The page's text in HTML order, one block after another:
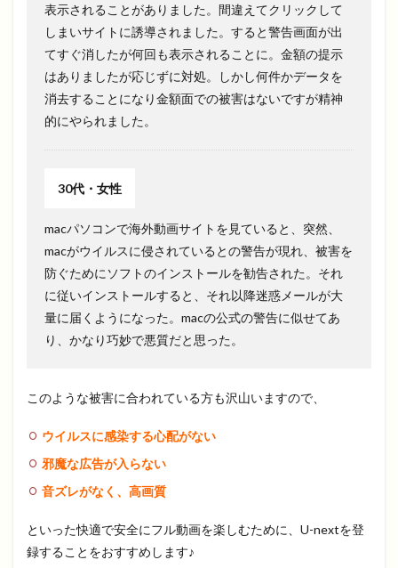
表示されることがありました。間違えてクリックして
しまいサイトに誘導されました。すると警告画面が出
てすぐ消したが何回も表示されることに。金額の提示
はありましたが応じずに対処。しかし何件かデータを
消去することになり金額面での被害はないですが精神
的にやられました。
30代・女性
macパソコンで海外動画サイトを見ていると、突然、
macがウイルスに侵されているとの警告が現れ、被害を
防ぐためにソフトのインストールを勧告された。それ
に従いインストールすると、それ以降迷惑メールが大
量に届くようになった。macの公式の警告に似せてあ
り、かなり巧妙で悪質だと思った。
このような被害に合われている方も沢山いますので、
ウイルスに感染する心配がない
邪魔な広告が入らない
音ズレがなく、高画質
といった快適で安全にフル動画を楽しむために、U-nextを登
録することをおすすめします♪